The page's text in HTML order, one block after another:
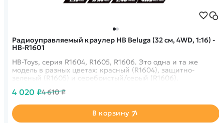
Радиоуправляемый краулер HB Beluga (32 см, 4WD, 1:16) -
HB-R1601
HB-Toys, серия R1604, R1605, R1606. Это одна и та же
модель в разных цветах: красный (R1604), защитно-
зеленый (R1605) и серебристый/серый (R1606).
4 020 ₽4 610 ₽
В корзину